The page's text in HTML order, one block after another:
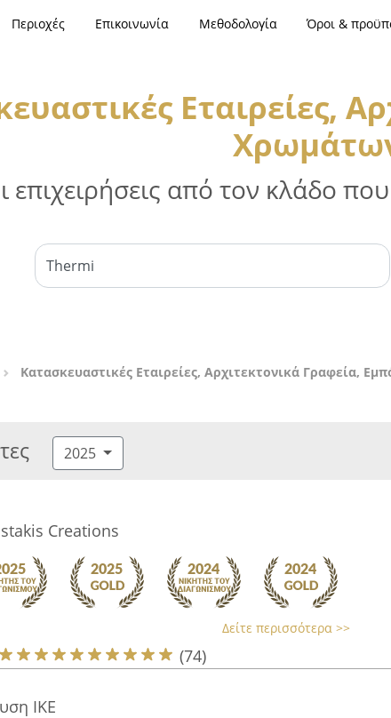
Περιοχές Επικοινωνία Μεθοδολογία Όροι &
Εταιρείες,
επιχειρήσεις από τον κλάδο
Κατασκευαστικές Εταιρείες, Αρχιτεκτονικά Γραφεία,
2025
Creations
Δείτε περισσότερα >>
(74)
ΙΚΕ